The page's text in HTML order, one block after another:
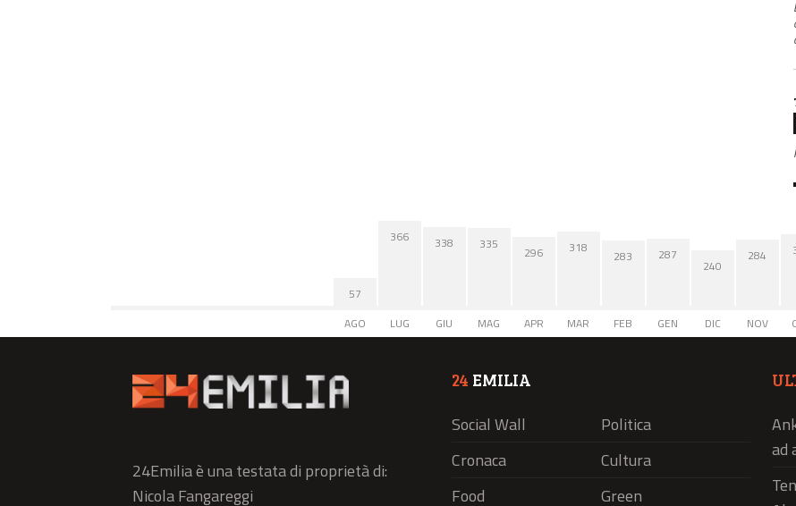
57
AGO
366
LUG
338
GIU
335
MAG
296
APR
318
MAR
283
FEB
287
GEN
240
DIC
284
NOV
24Emilia è una testata di proprietà di:
Nicola Fangareggi
24 EMILIA
Social Wall
Politica
Cronaca
Cultura
Food
Green
ad